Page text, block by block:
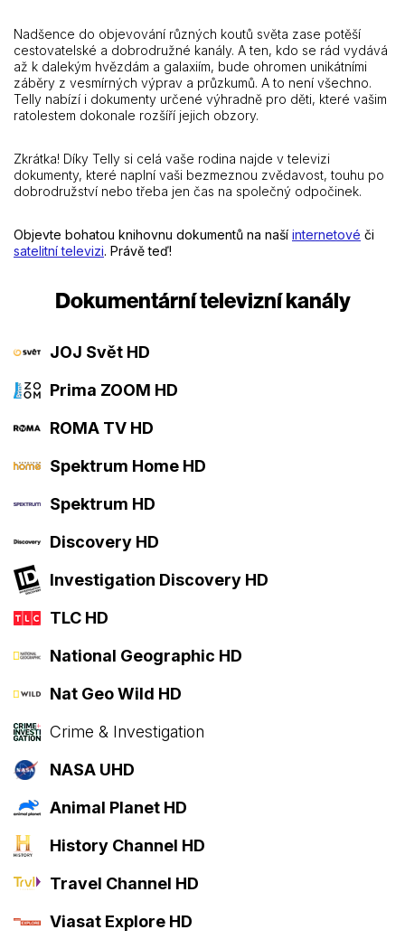
Nadšence do objevování různých koutů světa zase potěší
cestovatelské a dobrodružné kanály. A ten, kdo se rád vydává
až k dalekým hvězdám a galaxiím, bude ohromen unikátními
záběry z vesmírných výprav a průzkumů. A to není všechno.
Telly nabízí i dokumenty určené výhradně pro děti, které vašim
ratolestem dokonale rozšíří jejich obzory.
Zkrátka! Díky Telly si celá vaše rodina najde v televizi
dokumenty, které naplní vaši bezmeznou zvědavost, touhu po
dobrodružství nebo třeba jen čas na společný odpočinek.
Objevte bohatou knihovnu dokumentů na naší internetové či
satelitní televizi. Právě teď!
Dokumentární televizní kanály
JOJ Svět HD
Prima ZOOM HD
ROMA TV HD
Spektrum Home HD
Spektrum HD
Discovery HD
Investigation Discovery HD
TLC HD
National Geographic HD
Nat Geo Wild HD
Crime & Investigation
NASA UHD
Animal Planet HD
History Channel HD
Travel Channel HD
Viasat Explore HD